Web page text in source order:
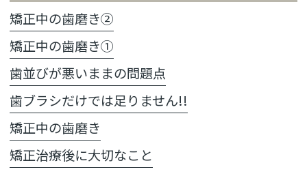
矯正中の歯磨き②
矯正中の歯磨き①
歯並びが悪いままの問題点
歯ブラシだけでは足りません!!
矯正中の歯磨き
矯正治療後に大切なこと